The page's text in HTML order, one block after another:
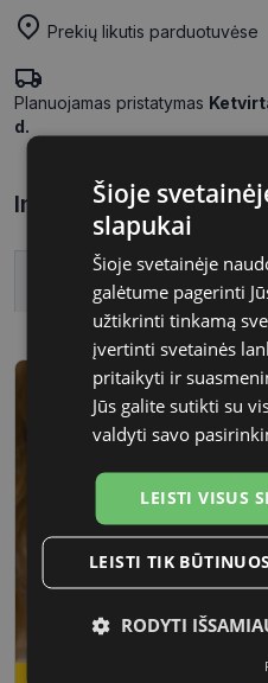
Prekių likutis parduotuvėse
Planuojamas pristatymas
d.
Informacija apie
Šioje
slapukai
Šioje svetainėje
galėtume pagerinti
užtikrinti tinkamą
įvertinti svetainės
pritaikyti ir
Jūs galite sutikti su
valdyti savo
LEISTI VISUS
LEISTI TIK
RODYTI